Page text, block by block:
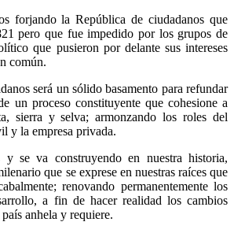
forjando la República de ciudadanos que
pero que fue impedido por los grupos de
que pusieron por delante sus intereses
común.
será un sólido basamento para refundar
un proceso constituyente que cohesione a
sierra y selva; armonzando los roles del
y la empresa privada.
se va construyendo en nuestra historia,
que se exprese en nuestras raíces que
renovando permanentemente los
a fin de hacer realidad los cambios
anhela y requiere.